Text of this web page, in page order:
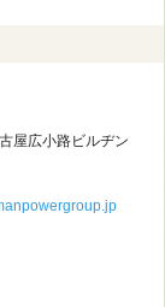
屋広小路ビルヂン